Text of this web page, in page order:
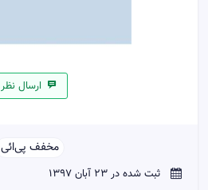
ارسال نظر
مخفف پی‌ائی‌‌
ثبت شده در 23 آبان 1397